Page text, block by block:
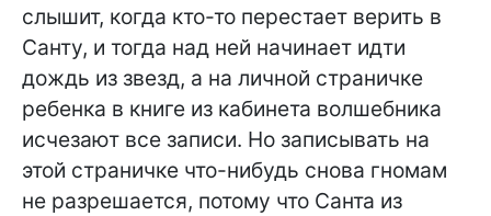
слышит, когда кто-то перестает верить в
Санту, и тогда над ней начинает идти
дождь из звезд, а на личной страничке
ребенка в книге из кабинета волшебника
исчезают все записи. Но записывать на
этой страничке что-нибудь снова гномам
не разрешается, потому что Санта из